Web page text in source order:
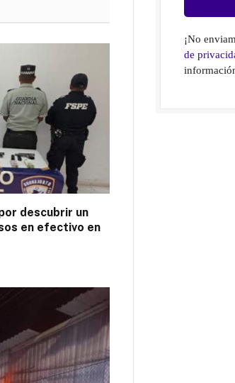
descubrir un
en efectivo en
¡No
de